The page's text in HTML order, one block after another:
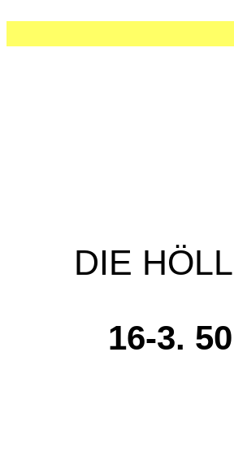
DIE
16-3.